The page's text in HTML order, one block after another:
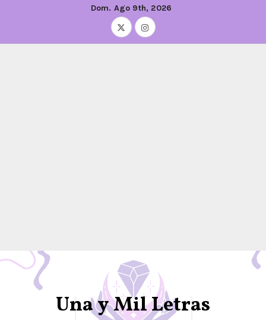
Dom. Ago 9th, 2026
Una y Mil Letras